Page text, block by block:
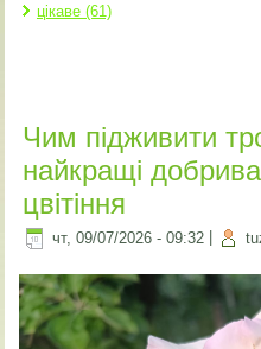
цікаве (61)
Чим підживити
найкращі
цвітіння
чт, 09/07/2026 - 09:32